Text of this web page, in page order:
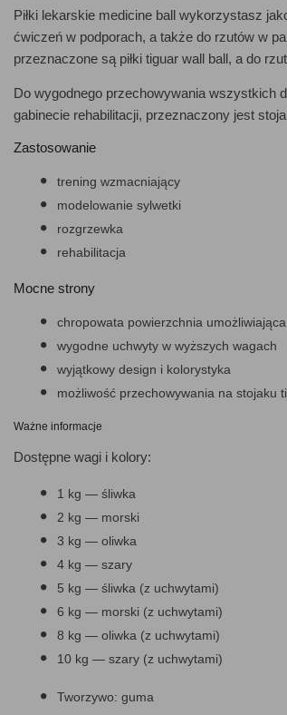
Piłki lekarskie medicine ball wykorzystasz
ćwiczeń w podporach, a także do rzutów w
przeznaczone są piłki tiguar wall ball, a do
Do wygodnego przechowywania wszystkich
gabinecie rehabilitacji, przeznaczony jest
Zastosowanie
trening wzmacniający
modelowanie sylwetki
rozgrzewka
rehabilitacja
Mocne strony
chropowata powierzchnia
wygodne uchwyty w wyższych wagach
wyjątkowy design i kolorystyka
możliwość przechowywania na stojaku
Ważne informacje
Dostępne wagi i kolory:
1 kg — śliwka
2 kg — morski
3 kg — oliwka
4 kg — szary
5 kg — śliwka (z uchwytami)
6 kg — morski (z uchwytami)
8 kg — oliwka (z uchwytami)
10 kg — szary (z uchwytami)
Tworzywo: guma